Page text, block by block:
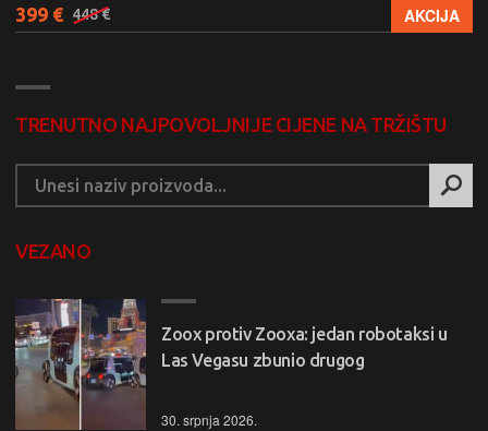
399 € 448 € AKCIJA
TRENUTNO NAJPOVOLJNIJE CIJENE NA TRŽIŠTU
VEZANO
Zoox protiv Zooxa: jedan robotaksi u
Las Vegasu zbunio drugog
30. srpnja 2026.